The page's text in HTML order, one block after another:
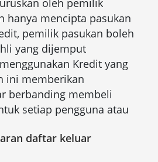
hanya mencipta pasukan
pemilik pasukan boleh
yang dijemput
Kredit yang
ini memberikan
berbanding membeli
setiap pengguna atau
daftar keluar